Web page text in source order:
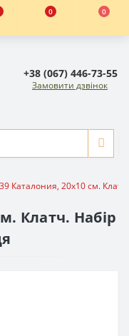
0 0
+38 (067) 446-73-55
Замовити дзвінок
Каталония, 20x10 см.
Клатч. Набір